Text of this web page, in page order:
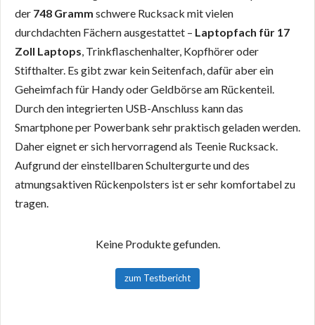
der 748 Gramm schwere Rucksack mit vielen
durchdachten Fächern ausgestattet – Laptopfach für 17
Zoll Laptops , Trinkflaschenhalter, Kopfhörer oder
Stifthalter. Es gibt zwar kein Seitenfach, dafür aber ein
Geheimfach für Handy oder Geldbörse am Rückenteil.
Durch den integrierten USB-Anschluss kann das
Smartphone per Powerbank sehr praktisch geladen werden.
Daher eignet er sich hervorragend als Teenie Rucksack.
Aufgrund der einstellbaren Schultergurte und des
atmungsaktiven Rückenpolsters ist er sehr komfortabel zu
tragen.
Keine Produkte gefunden.
zum Testbericht